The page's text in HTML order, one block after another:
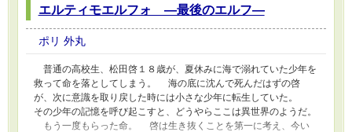
エルティモエルフォ ―最後のエルフ―
ポリ 外丸
普通の高校生、松田啓１８歳が、夏休みに海で溺れていた少年を
救って命を落としてしまう。 海の底に沈んで死んだはずの啓
が、次に意識を取り戻した時には小さな少年に転生していた。
その少年の記憶を呼び起こすと、どうやらここは異世界のようだ。
もう一度もらった命。 啓は生き抜くことを第一に考え、今い